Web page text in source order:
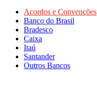
Acordos e Convenções
Banco do Brasil
Bradesco
Caixa
Itaú
Santander
Outros Bancos